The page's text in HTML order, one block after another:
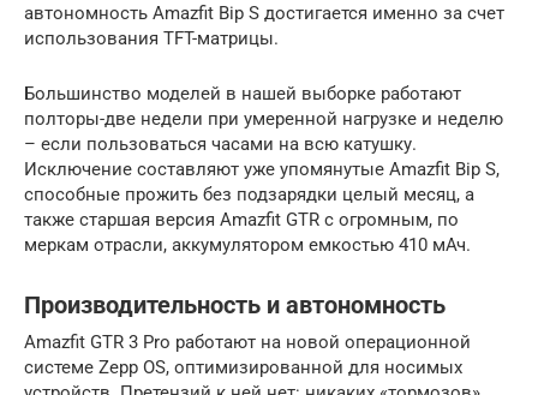
автономность Amazfit Bip S достигается именно за счет
использования TFT-матрицы.
Большинство моделей в нашей выборке работают
полторы-две недели при умеренной нагрузке и неделю
– если пользоваться часами на всю катушку.
Исключение составляют уже упомянутые Amazfit Bip S,
способные прожить без подзарядки целый месяц, а
также старшая версия Amazfit GTR с огромным, по
меркам отрасли, аккумулятором емкостью 410 мАч.
Производительность и автономность
Amazfit GTR 3 Pro работают на новой операционной
системе Zepp OS, оптимизированной для носимых